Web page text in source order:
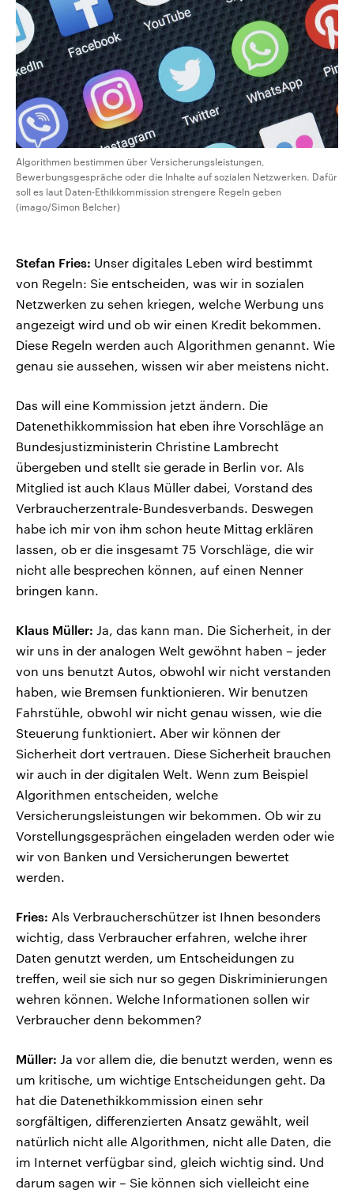
Algorithmen bestimmen über Versicherungsleistungen,
Bewerbungsgespräche oder die Inhalte auf sozialen Netzwerken. Dafür
soll es laut Daten-Ethikkommission strengere Regeln geben
(imago/Simon Belcher)
Stefan Fries: Unser digitales Leben wird bestimmt
von Regeln: Sie entscheiden, was wir in sozialen
Netzwerken zu sehen kriegen, welche Werbung uns
angezeigt wird und ob wir einen Kredit bekommen.
Diese Regeln werden auch Algorithmen genannt. Wie
genau sie aussehen, wissen wir aber meistens nicht.
Das will eine Kommission jetzt ändern. Die
Datenethikkommission hat eben ihre Vorschläge an
Bundesjustizministerin Christine Lambrecht
übergeben und stellt sie gerade in Berlin vor. Als
Mitglied ist auch Klaus Müller dabei, Vorstand des
Verbraucherzentrale-Bundesverbands. Deswegen
habe ich mir von ihm schon heute Mittag erklären
lassen, ob er die insgesamt 75 Vorschläge, die wir
nicht alle besprechen können, auf einen Nenner
bringen kann.
Klaus Müller: Ja, das kann man. Die Sicherheit, in der
wir uns in der analogen Welt gewöhnt haben – jeder
von uns benutzt Autos, obwohl wir nicht verstanden
haben, wie Bremsen funktionieren. Wir benutzen
Fahrstühle, obwohl wir nicht genau wissen, wie die
Steuerung funktioniert. Aber wir können der
Sicherheit dort vertrauen. Diese Sicherheit brauchen
wir auch in der digitalen Welt. Wenn zum Beispiel
Algorithmen entscheiden, welche
Versicherungsleistungen wir bekommen. Ob wir zu
Vorstellungsgesprächen eingeladen werden oder wie
wir von Banken und Versicherungen bewertet
werden.
Fries: Als Verbraucherschützer ist Ihnen besonders
wichtig, dass Verbraucher erfahren, welche ihrer
Daten genutzt werden, um Entscheidungen zu
treffen, weil sie sich nur so gegen Diskriminierungen
wehren können. Welche Informationen sollen wir
Verbraucher denn bekommen?
Müller: Ja vor allem die, die benutzt werden, wenn es
um kritische, um wichtige Entscheidungen geht. Da
hat die Datenethikkommission einen sehr
sorgfältigen, differenzierten Ansatz gewählt, weil
natürlich nicht alle Algorithmen, nicht alle Daten, die
im Internet verfügbar sind, gleich wichtig sind. Und
darum sagen wir – Sie können sich vielleicht eine